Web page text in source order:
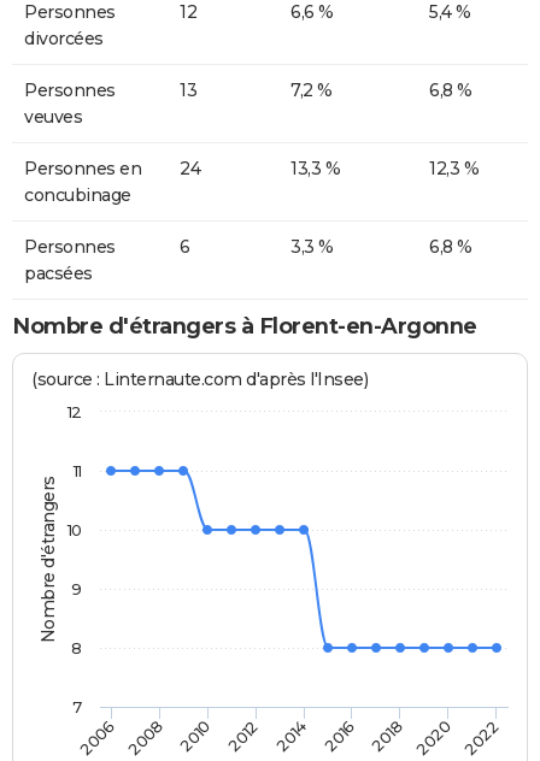
Personnes
divorcées
12 6,6 % 5,4 %
Personnes
veuves
13 7,2 % 6,8 %
Personnes en
concubinage
24 13,3 % 12,3 %
Personnes
pacsées
6 3,3 % 6,8 %
Nombre d'étrangers à Florent-en-Argonne
Nombre d'étrangers
(source : Linternaute.com d'après l'Insee)
2006 2008 2010 2012 2014 2016 2018 2020 2022
7
8
9
10
11
12